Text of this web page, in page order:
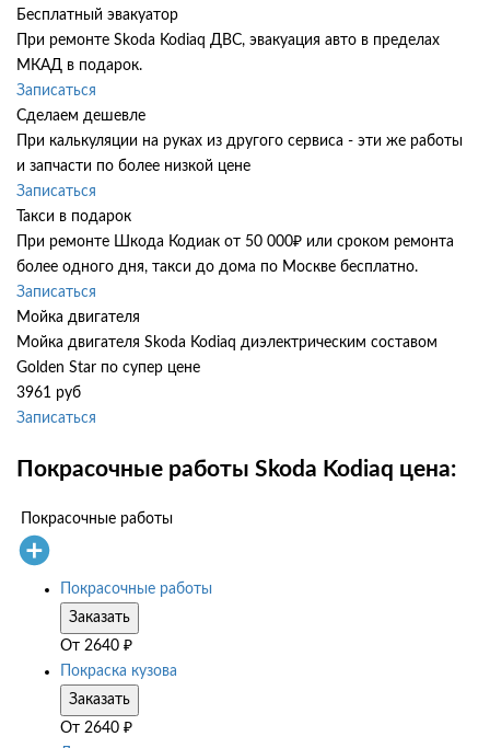
Бесплатный эвакуатор
При ремонте Skoda Kodiaq ДВС, эвакуация авто в пределах
МКАД в подарок.
Записаться
Сделаем дешевле
При калькуляции на руках из другого сервиса - эти же работы
и запчасти по более низкой цене
Записаться
Такси в подарок
При ремонте Шкода Кодиак от 50 000₽ или сроком ремонта
более одного дня, такси до дома по Москве бесплатно.
Записаться
Мойка двигателя
Мойка двигателя Skoda Kodiaq диэлектрическим составом
Golden Star по супер цене
3961 руб
Записаться
Покрасочные работы Skoda Kodiaq цена:
Покрасочные работы
Покрасочные работы
Заказать
От 2640 ₽
Покраска кузова
Заказать
От 2640 ₽